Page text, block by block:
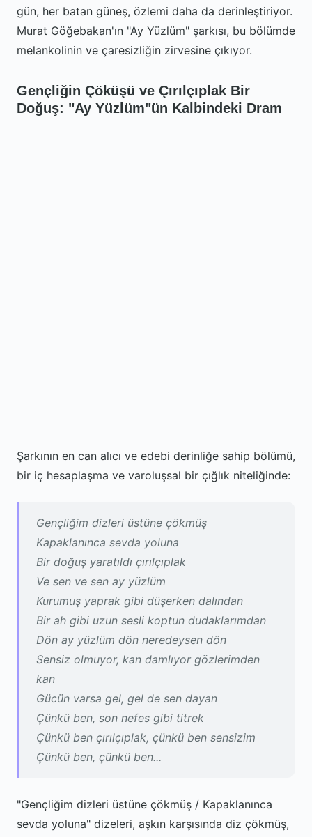
gün, her batan güneş, özlemi daha da derinleştiriyor.
Murat Göğebakan'ın "Ay Yüzlüm" şarkısı, bu bölümde
melankolinin ve çaresizliğin zirvesine çıkıyor.
Gençliğin Çöküşü ve Çırılçıplak Bir
Doğuş: "Ay Yüzlüm"ün Kalbindeki Dram
Şarkının en can alıcı ve edebi derinliğe sahip bölümü,
bir iç hesaplaşma ve varoluşsal bir çığlık niteliğinde:
Gençliğim dizleri üstüne çökmüş
Kapaklanınca sevda yoluna
Bir doğuş yaratıldı çırılçıplak
Ve sen ve sen ay yüzlüm
Kurumuş yaprak gibi düşerken dalından
Bir ah gibi uzun sesli koptun dudaklarımdan
Dön ay yüzlüm dön neredeysen dön
Sensiz olmuyor, kan damlıyor gözlerimden
kan
Gücün varsa gel, gel de sen dayan
Çünkü ben, son nefes gibi titrek
Çünkü ben çırılçıplak, çünkü ben sensizim
Çünkü ben, çünkü ben...
"Gençliğim dizleri üstüne çökmüş / Kapaklanınca
sevda yoluna" dizeleri, aşkın karşısında diz çökmüş,